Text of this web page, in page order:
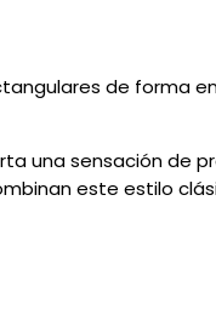
de forma
una sensación de
este estilo